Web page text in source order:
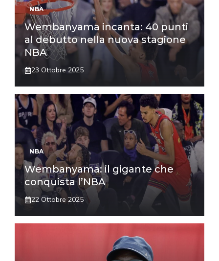
NBA
Wembanyama incanta: 40 punti
al debutto nella nuova stagione
NBA
23 Ottobre 2025
NBA
Wembanyama: il gigante che
conquista l’NBA
22 Ottobre 2025